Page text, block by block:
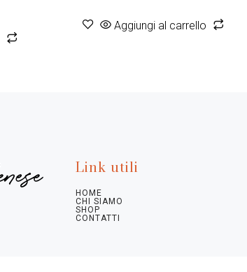
Aggiungi al carrello
Link utili
HOME
CHI SIAMO
SHOP
CONTATTI